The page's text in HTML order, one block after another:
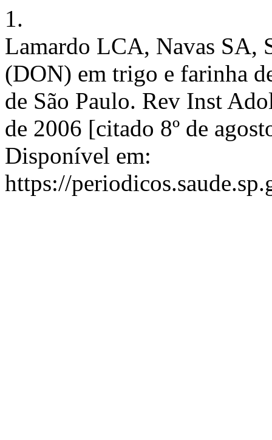
1.
Lamardo LCA, Navas SA,
(DON) em trigo e farinha
de São Paulo. Rev Inst
de 2006 [citado 8º de
Disponível em:
https://